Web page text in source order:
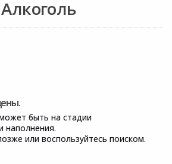
Алкоголь
быть на стадии
наполнения.
или воспользуйтесь поиском.